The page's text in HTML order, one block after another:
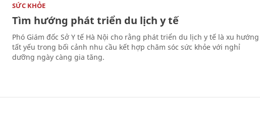
SỨC KHỎE
Tìm hướng phát triển du lịch y tế
Phó Giám đốc Sở Y tế Hà Nội cho rằng phát triển du lịch y tế là xu hướng
tất yếu trong bối cảnh nhu cầu kết hợp chăm sóc sức khỏe với nghỉ
dưỡng ngày càng gia tăng.